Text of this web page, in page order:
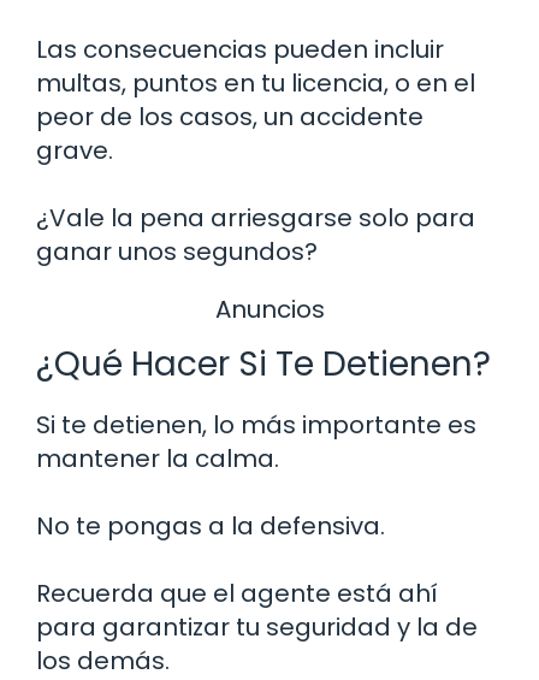
Las consecuencias pueden incluir
multas, puntos en tu licencia, o en el
peor de los casos, un accidente
grave.
¿Vale la pena arriesgarse solo para
ganar unos segundos?
Anuncios
¿Qué Hacer Si Te Detienen?
Si te detienen, lo más importante es
mantener la calma.
No te pongas a la defensiva.
Recuerda que el agente está ahí
para garantizar tu seguridad y la de
los demás.